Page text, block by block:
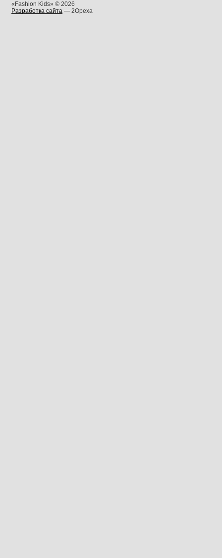
«Fashion Kids» © 2026
Разработка сайта — 2Opexa